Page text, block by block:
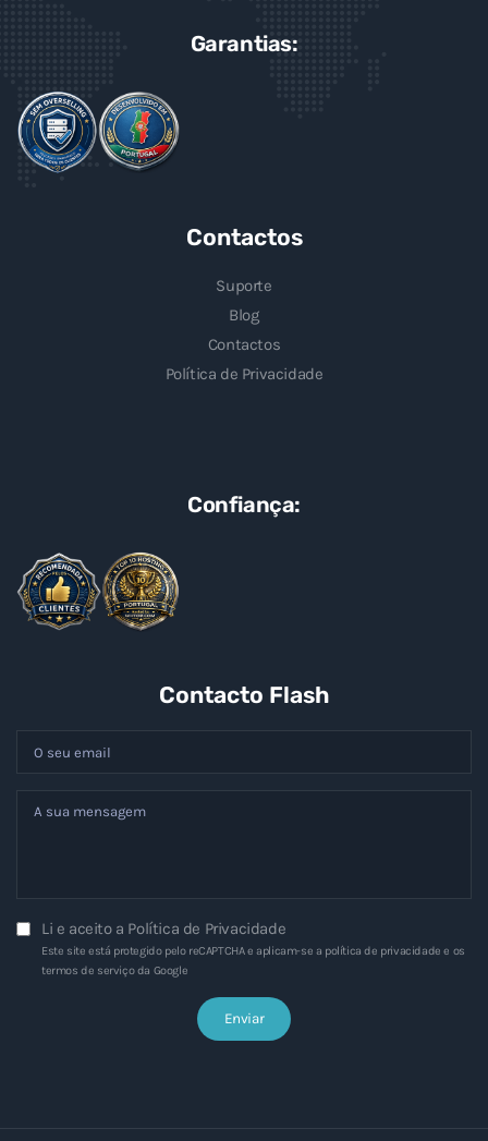
Garantias:
Contactos
Suporte
Blog
Contactos
Política de Privacidade
Confiança:
Contacto Flash
Li e aceito a Política de Privacidade
Este site está protegido pelo reCAPTCHA e aplicam-se a política de privacidade e os
termos de serviçoda Google
Enviar